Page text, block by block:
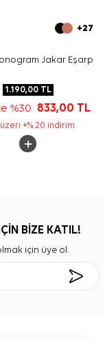
+27
Jakar Eşarp
1.190,00TL
%30 833,00 TL
+% 20 indirim
BİZE KATIL!
için üye ol.